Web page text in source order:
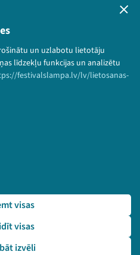
un uzlabotu lietotāju
līdzekļu funkcijas un analizētu
festivalslampa.lv/lv/lietosanas-
izvēli
visas
visas
politika
Visas tiesības